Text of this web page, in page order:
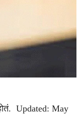
Updated: May